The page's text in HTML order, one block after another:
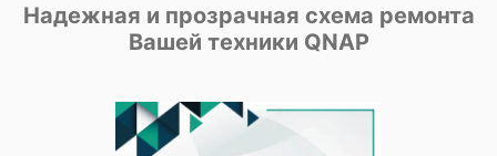
Надежная и прозрачная схема ремонта
Вашей техники QNAP